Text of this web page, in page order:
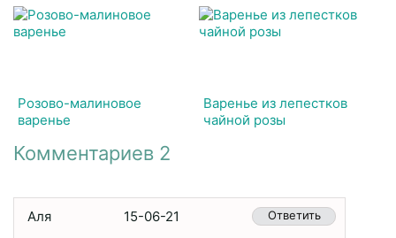
Розово-малиновое
варенье
Варенье из лепестков
чайной розы
Комментариев 2
Аля 15-06-21 Ответить